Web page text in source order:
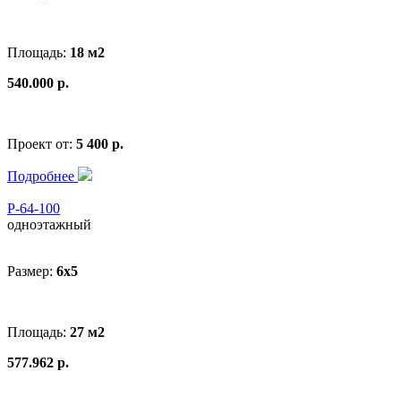
Площадь: 18 м2
540.000 р.
Проект от: 5 400 р.
Подробнее
Р-64-100
одноэтажный
Размер: 6x5
Площадь: 27 м2
577.962 р.